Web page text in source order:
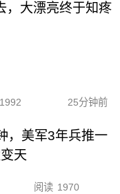
，大漂亮终于知疼
1992 25分钟前
，美军3年兵推一
天
阅读 1970